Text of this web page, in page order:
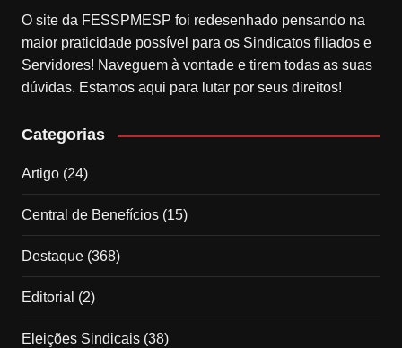
O site da FESSPMESP foi redesenhado pensando na
maior praticidade possível para os Sindicatos filiados e
Servidores! Naveguem à vontade e tirem todas as suas
dúvidas. Estamos aqui para lutar por seus direitos!
Categorias
Artigo(24)
Central de Benefícios(15)
Destaque(368)
Editorial (2)
Eleições Sindicais(38)